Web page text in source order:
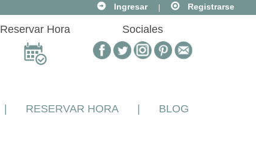
Ingresar | Registrarse
Reservar Hora Sociales
RESERVAR HORA BLOG